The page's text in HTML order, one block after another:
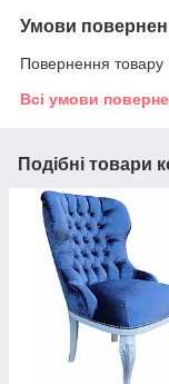
Умови
Повернення товару
Всі умови
Подібні товари